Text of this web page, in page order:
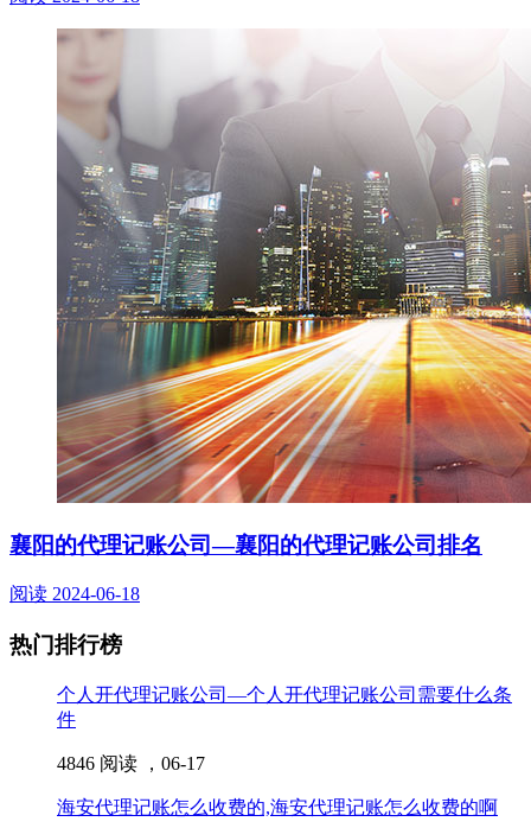
襄阳的代理记账公司—襄阳的代理记账公司排名
阅读 2024-06-18
热门排行榜
个人开代理记账公司—个人开代理记账公司需要什么条
件
4846 阅读 ， 06-17
海安代理记账怎么收费的,海安代理记账怎么收费的啊